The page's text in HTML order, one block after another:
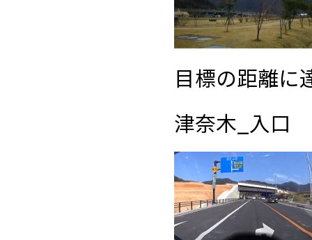
目標の距離に
津奈木_入口